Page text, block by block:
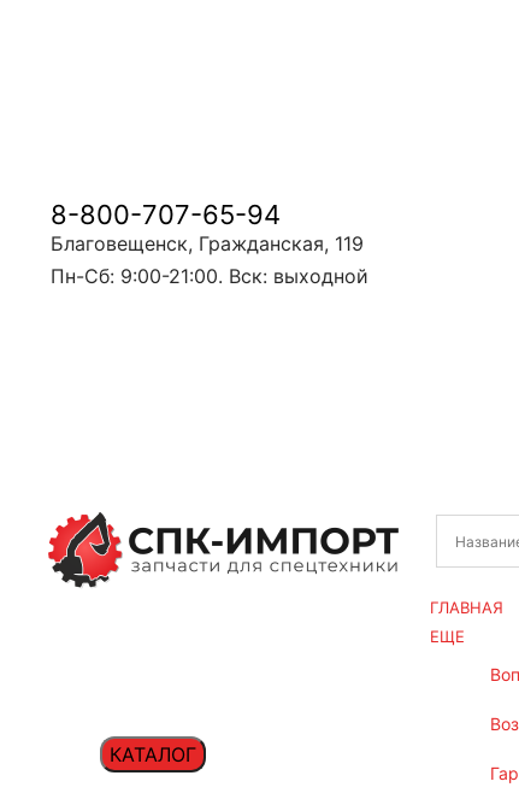
8-800-707-65-94
Благовещенск, Гражданская, 119
Пн-Сб: 9:00-21:00. Вск: выходной
КАТАЛОГ
ГЛАВНАЯ
ЕЩЕ